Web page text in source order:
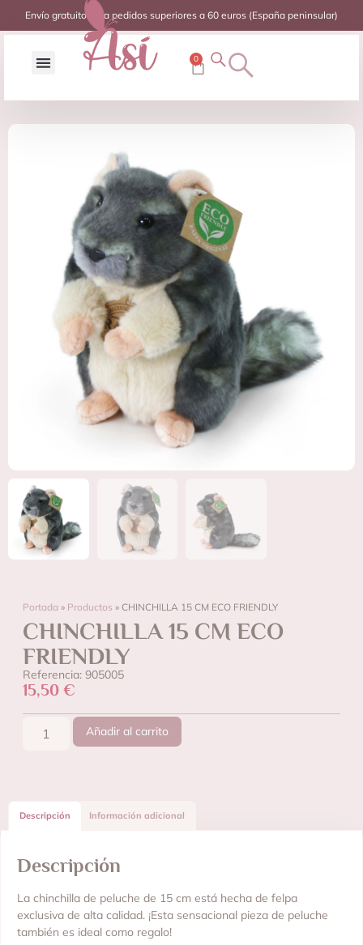
Envío gratuito para pedidos superiores a 60 euros (España peninsular)
0
Portada » Productos » CHINCHILLA 15 CM ECO FRIENDLY
CHINCHILLA 15 CM ECO
FRIENDLY
Referencia: 905005
15,50 €
Añadir al carrito
Descripción Información adicional
Descripción
La chinchilla de peluche de 15 cm está hecha de felpa
exclusiva de alta calidad. ¡Esta sensacional pieza de peluche
también es ideal como regalo!